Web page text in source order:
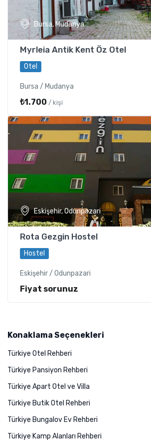
Bursa, Mudanya
Myrleia Antik Kent Öz Otel
Otel
Bursa / Mudanya
₺1.700 / kişi
Eskişehir, Odunpazari
Rota Gezgin Hostel
Hostel
Eskişehir / Odunpazari
Fiyat sorunuz
Konaklama Seçenekleri
Türkiye Otel Rehberi
Türkiye Pansiyon Rehberi
Türkiye Apart Otel ve Villa
Türkiye Butik Otel Rehberi
Türkiye Bungalov Ev Rehberi
Türkiye Kamp Alanları Rehberi